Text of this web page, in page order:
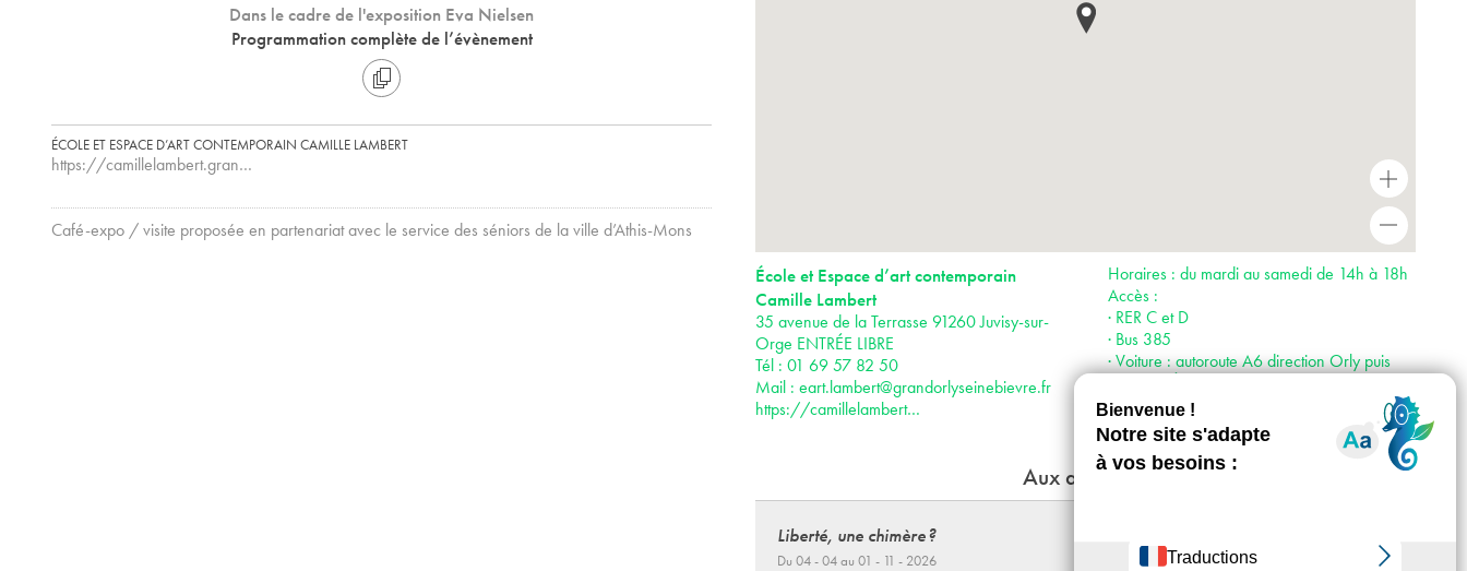
Dans le cadre de l'exposition Eva Nielsen
Programmation complète de l’évènement
ÉCOLE ET ESPACE D’ART CONTEMPORAIN CAMILLE LAMBERT
https://camillelambert.gran…
Café-expo / visite proposée en partenariat avec le service des séniors de la ville d’Athis-Mons
+
École et Espace d’art contemporain
Camille Lambert
35 avenue de la Terrasse 91260 Juvisy-sur-
Orge ENTRÉE LIBRE
Tél : 01 69 57 82 50
Mail : eart.lambert@grandorlyseinebievre.fr
https://camillelambert…
Horaires : du mardi au samedi de 14h à 18h
Accès :
· RER C et D
· Bus 385
· Voiture : autoroute A6 direction Orly puis
Aux alentours
Liberté, une chimère ?
Du 04 - 04 au 01 - 11 - 2026
Du 17 - 10 au 13 - 12 - 2026